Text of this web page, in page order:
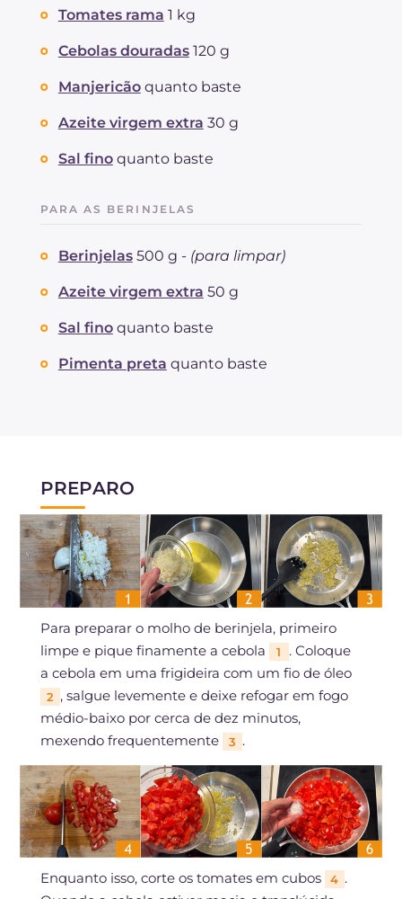
Tomates rama 1 kg
Cebolas douradas 120 g
Manjericão quanto baste
Azeite virgem extra 30 g
Sal fino quanto baste
PARA AS BERINJELAS
Berinjelas 500 g - (para limpar)
Azeite virgem extra 50 g
Sal fino quanto baste
Pimenta preta quanto baste
PREPARO
Para preparar o molho de berinjela, primeiro
limpe e pique finamente a cebola
1
. Coloque
a cebola em uma frigideira com um fio de óleo
2 , salgue levemente e deixe refogar em fogo
médio-baixo por cerca de dez minutos,
mexendo frequentemente
3 .
Enquanto isso, corte os tomates em cubos 4 .